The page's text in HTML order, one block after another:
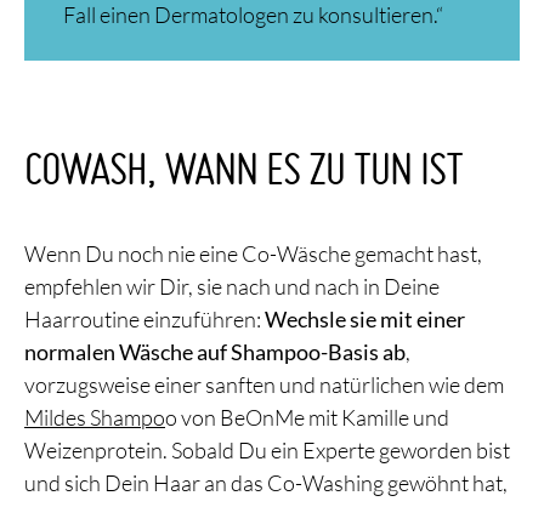
Fall einen Dermatologen zu konsultieren.“
COWASH, WANN ES ZU TUN IST
Wenn Du noch nie eine Co-Wäsche gemacht hast,
empfehlen wir Dir, sie nach und nach in Deine
Haarroutine einzuführen:Wechsle sie mit einer
normalen Wäsche auf Shampoo-Basis ab,
vorzugsweise einer sanften und natürlichen wie dem
Mildes Shampoo von BeOnMe mit Kamille und
Weizenprotein. Sobald Du ein Experte geworden bist
und sich Dein Haar an das Co-Washing gewöhnt hat,